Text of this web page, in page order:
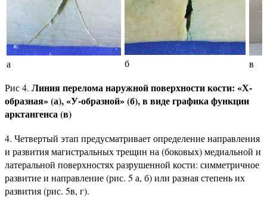
а б
в
Рис 4. Линия перелома наружной поверхности кости: «Х-
образная» (а), «У-образной» (б), в виде графика функции
арктангенса (в)
4. Четвертый этап предусматривает определение направления
и развития магистральных трещин на (боковых) медиальной и
латеральной поверхностях разрушенной кости: симметричное
развитие и направление (рис. 5 а, б) или разная степень их
развития (рис. 5в, г).